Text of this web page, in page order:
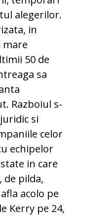
alegerilor.
in
mare
50 de
sa
Razboiul s-
si
celor
echipelor
in care
de pilda,
acolo pe
Kerry pe 24,